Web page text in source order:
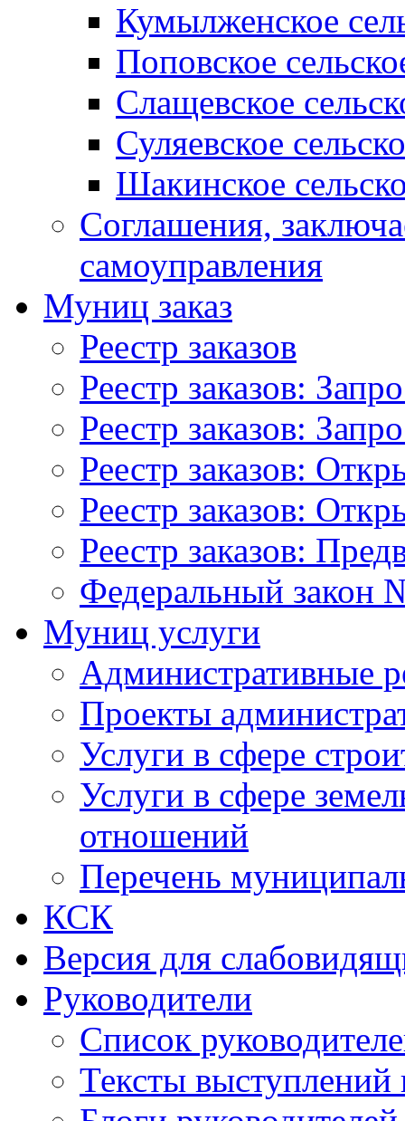
Кумылженское
Поповское
Слащевское
Суляевское
Шакинское
Соглашения,
самоуправления
Муниц заказ
Реестр заказов
Реестр заказов:
Реестр заказов:
Реестр заказов:
Реестр заказов:
Реестр заказов:
Федеральный закон
Муниц услуги
Административные
Проекты
Услуги в сфере
Услуги в сфере
отношений
Перечень
КСК
Версия для
Руководители
Список
Тексты выступлений